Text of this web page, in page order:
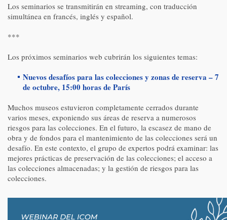
Los seminarios se transmitirán en streaming, con traducción
simultánea en francés, inglés y español.
***
Los próximos seminarios web cubrirán los siguientes temas:
Nuevos desafíos para las colecciones y zonas de reserva – 7
de octubre, 15:00 horas de París
Muchos museos estuvieron completamente cerrados durante
varios meses, exponiendo sus áreas de reserva a numerosos
riesgos para las colecciones. En el futuro, la escasez de mano de
obra y de fondos para el mantenimiento de las colecciones será un
desafío. En este contexto, el grupo de expertos podrá examinar: las
mejores prácticas de preservación de las colecciones; el acceso a
las colecciones almacenadas; y la gestión de riesgos para las
colecciones.